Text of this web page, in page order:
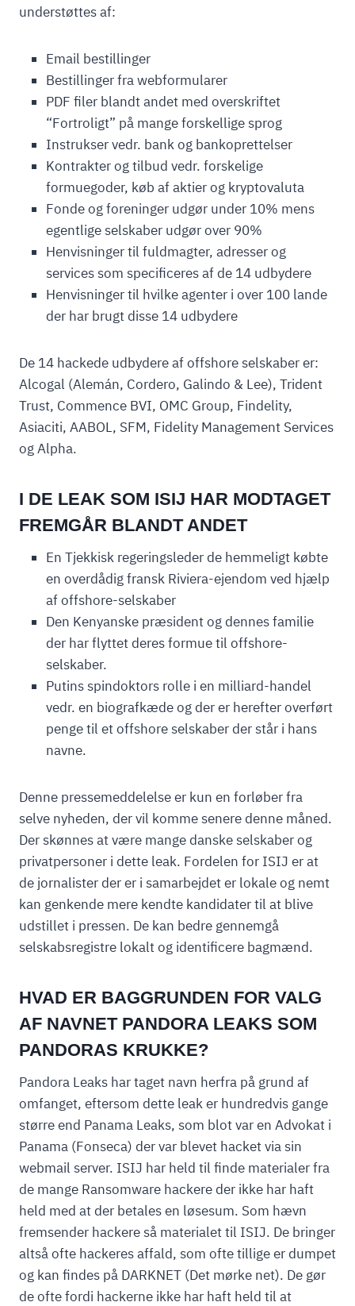
understøttes af:
Email bestillinger
Bestillinger fra webformularer
PDF filer blandt andet med overskriftet
“Fortroligt” på mange forskellige sprog
Instrukser vedr. bank og bankoprettelser
Kontrakter og tilbud vedr. forskelige
formuegoder, køb af aktier og kryptovaluta
Fonde og foreninger udgør under 10% mens
egentlige selskaber udgør over 90%
Henvisninger til fuldmagter, adresser og
services som specificeres af de 14 udbydere
Henvisninger til hvilke agenter i over 100 lande
der har brugt disse 14 udbydere
De 14 hackede udbydere af offshore selskaber er:
Alcogal (Alemán, Cordero, Galindo & Lee), Trident
Trust, Commence BVI, OMC Group, Findelity,
Asiaciti, AABOL, SFM, Fidelity Management Services
og Alpha.
I DE LEAK SOM ISIJ HAR MODTAGET
FREMGÅR BLANDT ANDET
En Tjekkisk regeringsleder de hemmeligt købte
en overdådig fransk Riviera-ejendom ved hjælp
af offshore-selskaber
Den Kenyanske præsident og dennes familie
der har flyttet deres formue til offshore-
selskaber.
Putins spindoktors rolle i en milliard-handel
vedr. en biografkæde og der er herefter overført
penge til et offshore selskaber der står i hans
navne.
Denne pressemeddelelse er kun en forløber fra
selve nyheden, der vil komme senere denne måned.
Der skønnes at være mange danske selskaber og
privatpersoner i dette leak. Fordelen for ISIJ er at
de jornalister der er i samarbejdet er lokale og nemt
kan genkende mere kendte kandidater til at blive
udstillet i pressen. De kan bedre gennemgå
selskabsregistre lokalt og identificere bagmænd.
HVAD ER BAGGRUNDEN FOR VALG
AF NAVNET PANDORA LEAKS SOM
PANDORAS KRUKKE?
Pandora Leaks har taget navn herfra på grund af
omfanget, eftersom dette leak er hundredvis gange
større end Panama Leaks, som blot var en Advokat i
Panama (Fonseca) der var blevet hacket via sin
webmail server. ISIJ har held til finde materialer fra
de mange Ransomware hackere der ikke har haft
held med at der betales en løsesum. Som hævn
fremsender hackere så materialet til ISIJ. De bringer
altså ofte hackeres affald, som ofte tillige er dumpet
og kan findes på DARKNET (Det mørke net). De gør
de ofte fordi hackerne ikke har haft held til at